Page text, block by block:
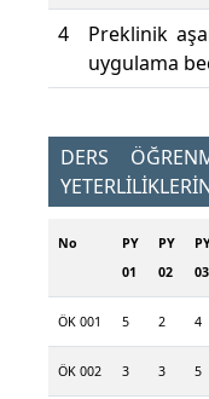
4
Preklinik
uygulama
DERS
No
PY
01
PY
02
03
ÖK 001 5 2 4
ÖK 002 3 3 5